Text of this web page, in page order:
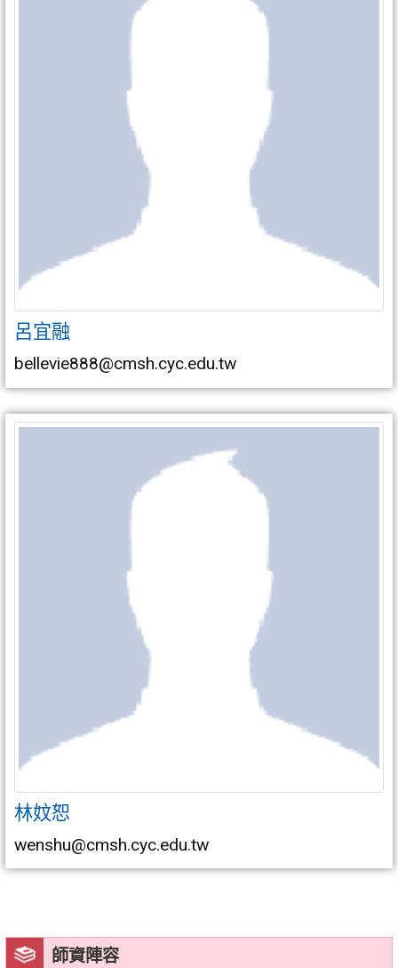
師資陣容
呂宜融
bellevie888@cmsh.cyc.edu.tw
林妏恕
wenshu@cmsh.cyc.edu.tw